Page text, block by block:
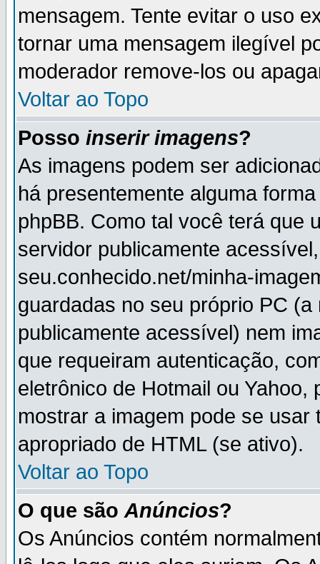
mensagem. Tente evitar o uso
tornar uma mensagem ilegível
moderador remove-los ou
Voltar ao Topo
Posso inserir imagens?
As imagens podem ser
há presentemente alguma
phpBB. Como tal você terá que
servidor publicamente
seu.conhecido.net/minha-
guardadas no seu próprio PC
publicamente acessível) nem
que requeiram autenticação,
eletrônico de Hotmail ou
mostrar a imagem pode se
apropriado de HTML (se ativo).
Voltar ao Topo
O que são Anúncios?
Os Anúncios contém